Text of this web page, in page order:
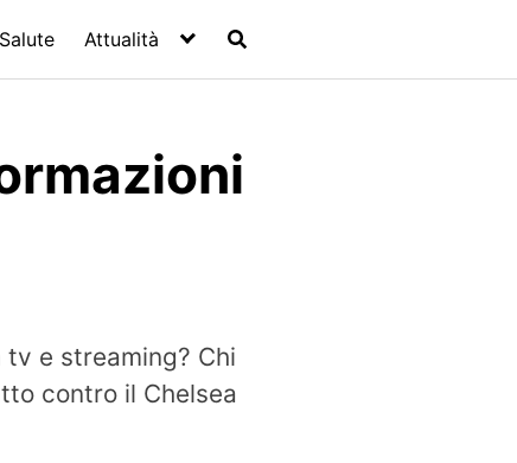
Salute Attualità
tv e streaming? Chi
contro il Chelsea